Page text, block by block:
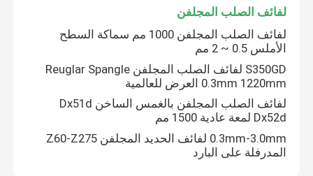
لفائف الصلب المجلفن
لفائف الصلب المجلفن 1000 مم سماكة السطح
الأملس 0.5 ~ 2 مم
S350GD لفائف الصلب المجلفن Reuglar Spangle
0.3mm 1220mm العرض للعالمية
لفائف الصلب المجلفن بالغمس الساخن Dx51d
Dx52d لمعة عادية 1500 مم
0.3mm-3.0mm لفائف الحديد المجلفن Z60-Z275
المدرفلة على البارد